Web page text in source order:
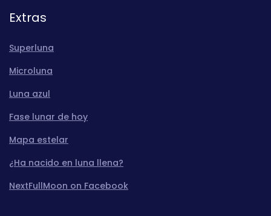
Extras
Superluna
Microluna
Luna azul
Fase lunar de hoy
Mapa estelar
¿Ha nacido en luna llena?
NextFullMoon on Facebook